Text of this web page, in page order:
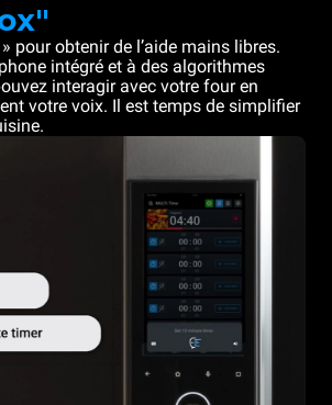
pour obtenir de l’aide mains libres.
intégré et à des algorithmes
interagir avec votre four en
votre voix. Il est temps de simplifier